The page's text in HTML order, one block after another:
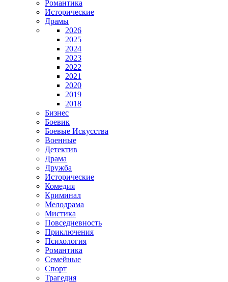
Романтика
Исторические
Драмы
2026
2025
2024
2023
2022
2021
2020
2019
2018
Бизнес
Боевик
Боевые Искусства
Военные
Детектив
Драма
Дружба
Исторические
Комедия
Криминал
Мелодрама
Мистика
Повседневность
Приключения
Психология
Романтика
Семейные
Спорт
Трагедия